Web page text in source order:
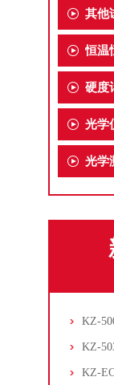
其他
恒温
硬度
光学
光学
KZ-
KZ-